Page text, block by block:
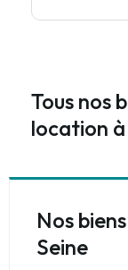
Tous nos
location
Nos
Seine